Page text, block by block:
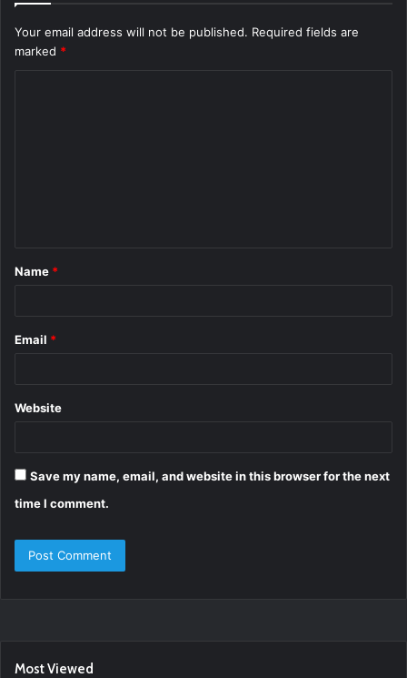
Your email address will not be published. Required fields are
marked *
*
Name *
Email *
Website
Save my name, email, and website in this browser for the next
time I comment.
Most Viewed